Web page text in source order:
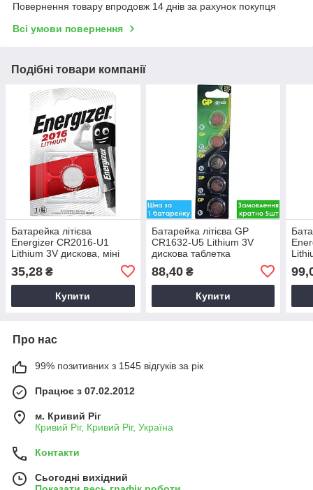
Повернення товару впродовж 14 днів за рахунок покупця
Всі умови повернення
Подібні товари компанії
Батарейка літієва
Energizer CR2016-U1
Lithium 3V дискова, міні
сигналізації
35,28 ₴
Купити
Батарейка літієва GP
CR1632-U5 Lithium 3V
дискова таблетка
88,40₴
Купити
Про нас
99% позитивних з 1545 відгуків за рік
Працює з 07.02.2012
м. Кривий Ріг
Кривий Ріг, Кривий Ріг, Україна
Контакти
Сьогодні вихідний